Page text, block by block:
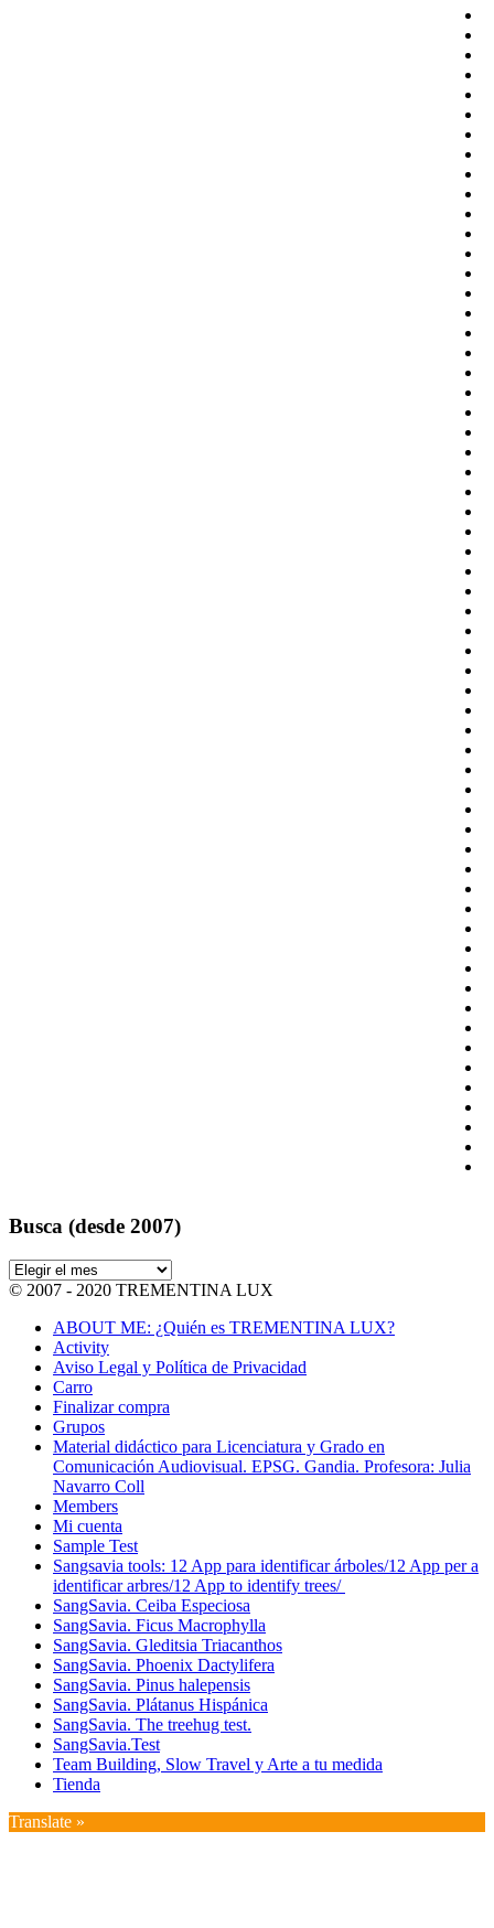
Busca (desde 2007)
Busca
(desde
© 2007 - 2020 TREMENTINA LUX
ABOUT ME: ¿Quién es TREMENTINA LUX?
Activity
Aviso Legal y Política de Privacidad
Carro
Finalizar compra
Grupos
Material didáctico para Licenciatura y Grado en
Comunicación Audiovisual. EPSG. Gandia. Profesora: Julia
Navarro Coll
Members
Mi cuenta
Sample Test
Sangsavia tools: 12 App para identificar árboles/12 App per a
identificar arbres/12 App to identify trees/
SangSavia. Ceiba Especiosa
SangSavia. Ficus Macrophylla
SangSavia. Gleditsia Triacanthos
SangSavia. Phoenix Dactylifera
SangSavia. Pinus halepensis
SangSavia. Plátanus Hispánica
SangSavia. The treehug test.
SangSavia.Test
Team Building, Slow Travel y Arte a tu medida
Tienda
Translate »